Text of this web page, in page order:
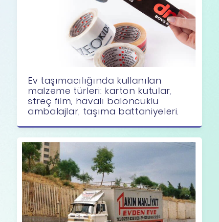
Ev taşımacılığında kullanılan
malzeme türleri: karton kutular,
streç film, havalı baloncuklu
ambalajlar, taşıma battaniyeleri.